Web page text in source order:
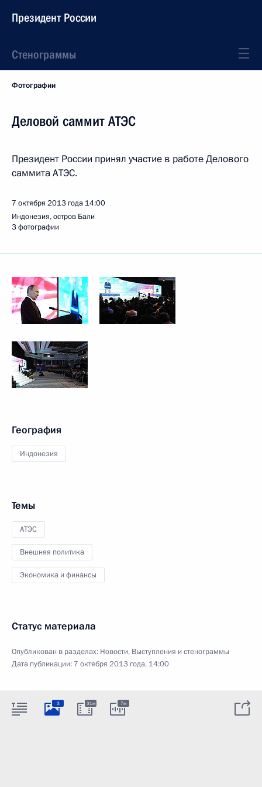
Президент России
Стенограммы
Фотографии
Деловой саммит АТЭС
Президент России принял участие в работе Делового
саммита АТЭС.
7 октября 2013 года 14:00
Индонезия, остров Бали
3 фотографии
География
Индонезия
Темы
АТЭС
Внешняя политика
Экономика и финансы
Статус материала
Опубликован в разделах: Новости, Выступления и стенограммы
Дата публикации: 7 октября 2013 года, 14:00
3 31м 7м